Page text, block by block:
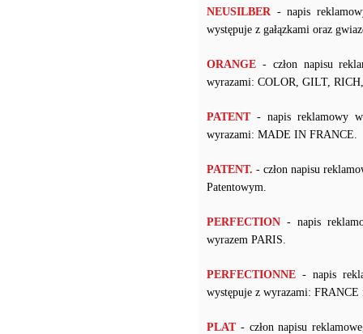
NEUSILBER- napis
występuje z gałązkami oraz
ORANGE - człon napisu
wyrazami: COLOR, GILT,
PATENT- napis reklamowy w
wyrazami: MADE IN FRANCE.
PATENT. - człon napisu
Patentowym.
PERFECTION - napis
wyrazem PARIS.
PERFECTIONNE - napis
występuje z wyrazami:
PLAT- człon napisu